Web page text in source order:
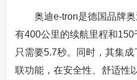
奥迪e-tron是德国品牌
有400公里的续航里程和
只需要5.7秒。同时，其集
联功能，在安全性、舒适性